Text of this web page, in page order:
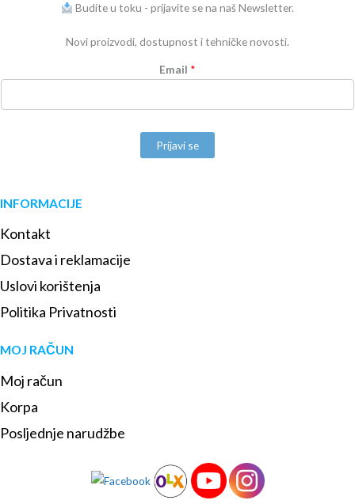
Budite u toku - prijavite se na naš Newsletter.
Novi proizvodi, dostupnost i tehničke novosti.
Email *
Prijavi se
INFORMACIJE
Kontakt
Dostava i reklamacije
Uslovi korištenja
Politika Privatnosti
MOJ RAČUN
Moj račun
Korpa
Posljednje narudžbe